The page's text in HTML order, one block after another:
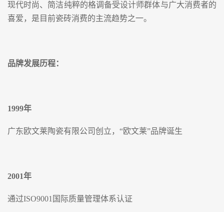
现代时尚、简洁纯粹的格调备受设计师群体与广大消费者的
喜爱，是目前瓷砖消费的主流趋势之一。
品牌发展历程：
1999年
广东欧文莱陶瓷有限公司创立，“欧文莱”品牌诞生
2001年
通过ISO9001国际质量管理体系认证